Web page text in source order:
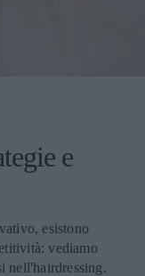
e
esistono
vediamo
nell'hairdressing.